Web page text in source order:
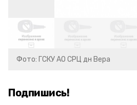
Фото: ГСКУ АО СРЦ дн Вера
Подпишись!